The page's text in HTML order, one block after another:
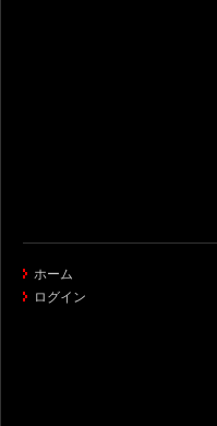
ホーム
ログイン